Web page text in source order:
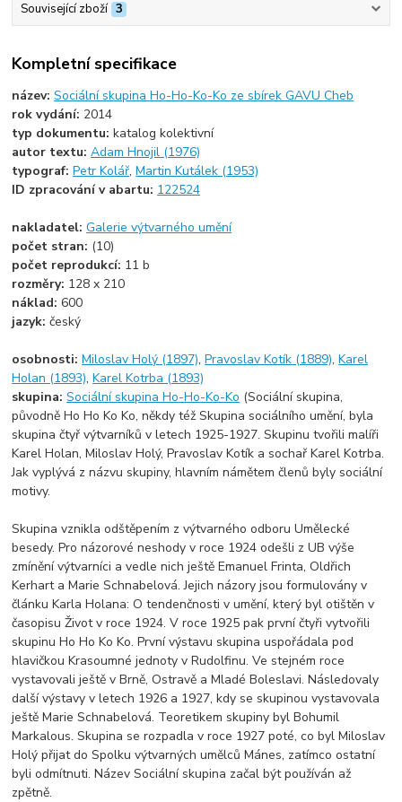
Související zboží 3
Kompletní specifikace
název:Sociální skupina Ho-Ho-Ko-Ko ze sbírek GAVU Cheb
rok vydání: 2014
typ dokumentu:katalog kolektivní
autor textu:Adam Hnojil (1976)
typograf:Petr Kolář,Martin Kutálek (1953)
ID zpracování v abartu: 122524
nakladatel:Galerie výtvarného umění
počet stran: (10)
počet reprodukcí: 11 b
rozměry: 128 x 210
náklad:600
jazyk:český
osobnosti:Miloslav Holý (1897),Pravoslav Kotík (1889),Karel
Holan (1893),Karel Kotrba (1893)
skupina:Sociální skupina Ho-Ho-Ko-Ko (Sociální skupina,
původně Ho Ho Ko Ko, někdy též Skupina sociálního umění, byla
skupina čtyř výtvarníků v letech 1925-1927. Skupinu tvořili malíři
Karel Holan, Miloslav Holý, Pravoslav Kotík a sochař Karel Kotrba.
Jak vyplývá z názvu skupiny, hlavním námětem členů byly sociální
motivy.
Skupina vznikla odštěpením z výtvarného odboru Umělecké
besedy. Pro názorové neshody v roce 1924 odešli z UB výše
zmínění výtvarníci a vedle nich ještě Emanuel Frinta, Oldřich
Kerhart a Marie Schnabelová. Jejich názory jsou formulovány v
článku Karla Holana: O tendenčnosti v umění, který byl otištěn v
časopisu Život v roce 1924. V roce 1925 pak první čtyři vytvořili
skupinu Ho Ho Ko Ko. První výstavu skupina uspořádala pod
hlavičkou Krasoumné jednoty v Rudolfinu. Ve stejném roce
vystavovali ještě v Brně, Ostravě a Mladé Boleslavi. Následovaly
další výstavy v letech 1926 a 1927, kdy se skupinou vystavovala
ještě Marie Schnabelová. Teoretikem skupiny byl Bohumil
Markalous. Skupina se rozpadla v roce 1927 poté, co byl Miloslav
Holý přijat do Spolku výtvarných umělců Mánes, zatímco ostatní
byli odmítnuti. Název Sociální skupina začal být používán až
zpětně.